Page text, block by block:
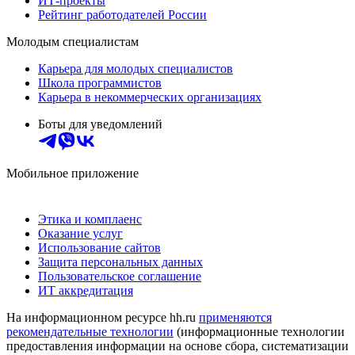
Рейтинг работодателей России
Молодым специалистам
Карьера для молодых специалистов
Школа программистов
Карьера в некоммерческих организациях
Боты для уведомлений
Мобильное приложение
Этика и комплаенс
Оказание услуг
Использование сайтов
Защита персональных данных
Пользовательское соглашение
ИТ аккредитация
На информационном ресурсе hh.ru применяются
рекомендательные технологии (информационные технологии
предоставления информации на основе сбора, систематизации